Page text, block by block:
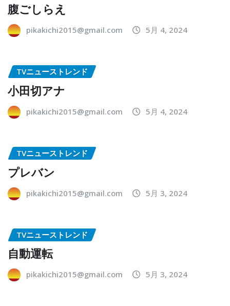
腹ごしらえ
pikakichi2015@gmail.com 5月 4, 2024
TVニューストレンド
小田切アナ
pikakichi2015@gmail.com 5月 4, 2024
TVニューストレンド
プレバン
pikakichi2015@gmail.com 5月 3, 2024
TVニューストレンド
自動運転
pikakichi2015@gmail.com 5月 3, 2024